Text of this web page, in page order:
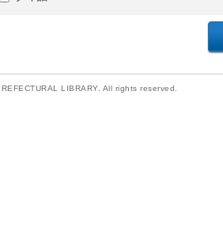
LIBRARY. All rights reserved.